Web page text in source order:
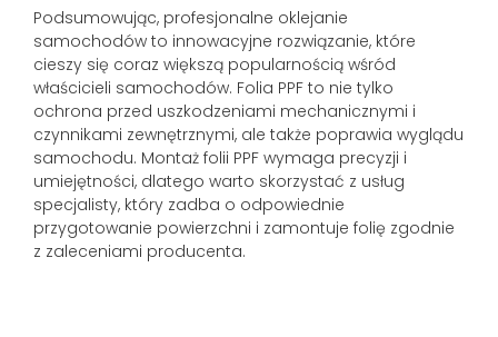
Podsumowując, profesjonalne oklejanie
samochodów to innowacyjne rozwiązanie, które
cieszy się coraz większą popularnością wśród
właścicieli samochodów. Folia PPF to nie tylko
ochrona przed uszkodzeniami mechanicznymi i
czynnikami zewnętrznymi, ale także poprawia wyglądu
samochodu. Montaż folii PPF wymaga precyzji i
umiejętności, dlatego warto skorzystać z usług
specjalisty, który zadba o odpowiednie
przygotowanie powierzchni i zamontuje folię zgodnie
z zaleceniami producenta.